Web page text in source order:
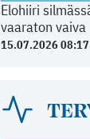
Elohiiri
vaaraton vaiva
15.07.2026 08:17